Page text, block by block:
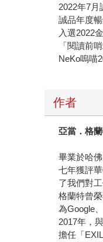
2022年7月
誠品年度
入選2022
「閱讀前
NeKo嗚喵
作者
亞當．格
畢業於哈
七年獲評
了我們對
格蘭特曾
為Google
2017年，
擔任「